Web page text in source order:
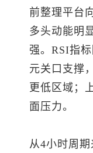
前整理平台
多头动能明
强。RSI指
元关口支撑
更低区域；
面压力。
从4小时周